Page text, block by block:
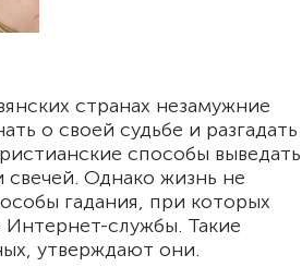
странах незамужние
о своей судьбе и разгадать
способы выведать
свечей. Однако жизнь не
гадания, при которых
службы. Такие
утверждают они.